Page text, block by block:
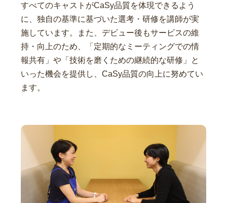
すべてのキャストがCaSy品質を体現できるよう
に、独自の基準に基づいた選考・研修を講師が実
施しています。また、デビュー後もサービスの維
持・向上のため、「定期的なミーティングでの情
報共有」や「技術を磨くための継続的な研修」と
いった機会を提供し、CaSy品質の向上に努めてい
ます。